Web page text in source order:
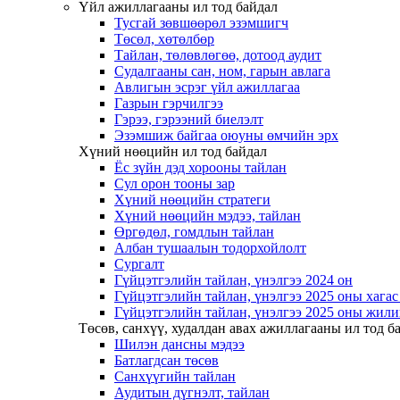
Үйл ажиллагааны ил тод байдал
Тусгай зөвшөөрөл эзэмшигч
Төсөл, хөтөлбөр
Тайлан, төлөвлөгөө, дотоод аудит
Судалгааны сан, ном, гарын авлага
Авлигын эсрэг үйл ажиллагаа
Газрын гэрчилгээ
Гэрээ, гэрээний биелэлт
Эзэмшиж байгаа оюуны өмчийн эрх
Хүний нөөцийн ил тод байдал
Ёс зүйн дэд хорооны тайлан
Сул орон тооны зар
Хүний нөөцийн стратеги
Хүний нөөцийн мэдээ, тайлан
Өргөдөл, гомдлын тайлан
Албан тушаалын тодорхойлолт
Сургалт
Гүйцэтгэлийн тайлан, үнэлгээ 2024 он
Гүйцэтгэлийн тайлан, үнэлгээ 2025 оны
Гүйцэтгэлийн тайлан, үнэлгээ 2025 оны
Төсөв, санхүү, худалдан авах ажиллагааны ил тод
Шилэн дансны мэдээ
Батлагдсан төсөв
Санхүүгийн тайлан
Аудитын дүгнэлт, тайлан